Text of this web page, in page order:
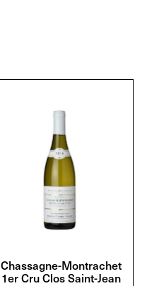
Chassagne-Montrachet
1er Cru Clos Saint-Jean